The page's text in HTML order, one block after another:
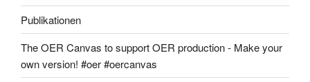
Publikationen
The OER Canvas to support OER production - Make your
own version! #oer #oercanvas